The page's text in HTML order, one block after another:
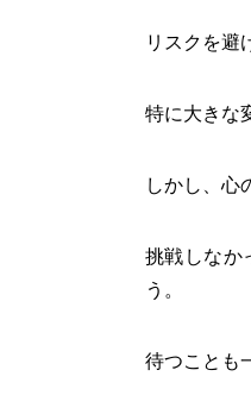
リスクを避
特に大きな
しかし、心
挑戦しなか
う。
待つことも